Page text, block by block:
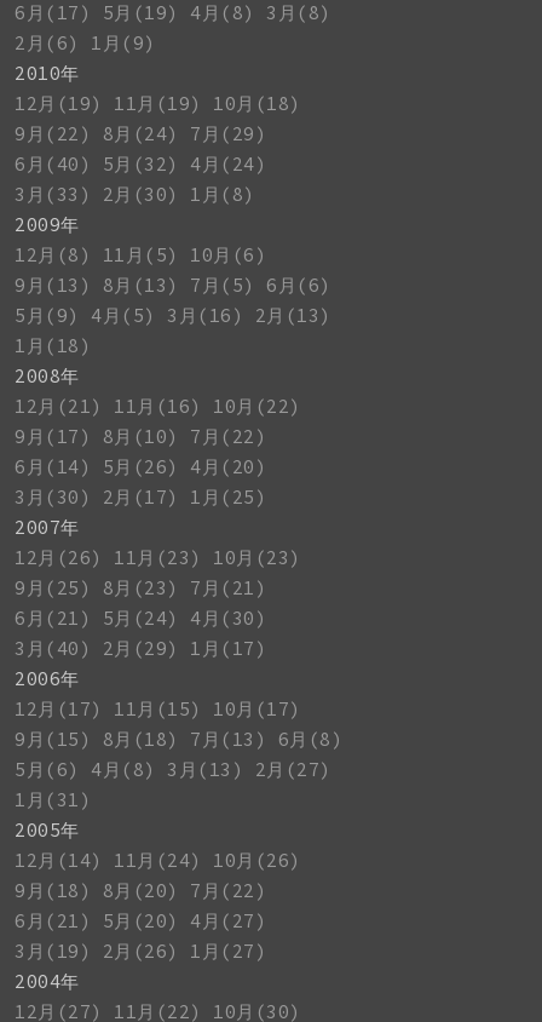
6月(17)
5月(19) 4月(8)
3月(8)
2月(6)
1月(9)
2010年
12月(19)
11月(19)
10月(18)
9月(22)
8月(24)
7月(29)
6月(40)
5月(32)
4月(24)
3月(33)
2月(30)
1月(8)
2009年
12月(8)
11月(5)
10月(6)
9月(13)
8月(13) 7月(5)
6月(6)
5月(9)
4月(5) 3月(16)
2月(13)
1月(18)
2008年
12月(21)
11月(16)
10月(22)
9月(17)
8月(10)
7月(22)
6月(14)
5月(26)
4月(20)
3月(30)
2月(17)
1月(25)
2007年
12月(26)
11月(23)
10月(23)
9月(25)
8月(23)
7月(21)
6月(21)
5月(24)
4月(30)
3月(40)
2月(29)
1月(17)
2006年
12月(17)
11月(15)
10月(17)
9月(15)
8月(18) 7月(13)
6月(8)
5月(6)
4月(8) 3月(13)
2月(27)
1月(31)
2005年
12月(14)
11月(24)
10月(26)
9月(18)
8月(20)
7月(22)
6月(21)
5月(20)
4月(27)
3月(19)
2月(26)
1月(27)
2004年
12月(27)
11月(22) 10月(30)